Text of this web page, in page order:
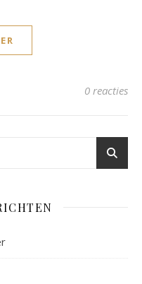
0 reacties